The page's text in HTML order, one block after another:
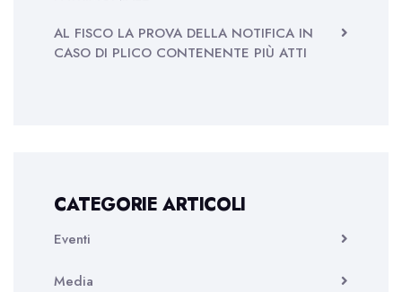
AL FISCO LA PROVA DELLA NOTIFICA IN
CASO DI PLICO CONTENENTE PIÙ ATTI
CATEGORIE ARTICOLI
Eventi
Media